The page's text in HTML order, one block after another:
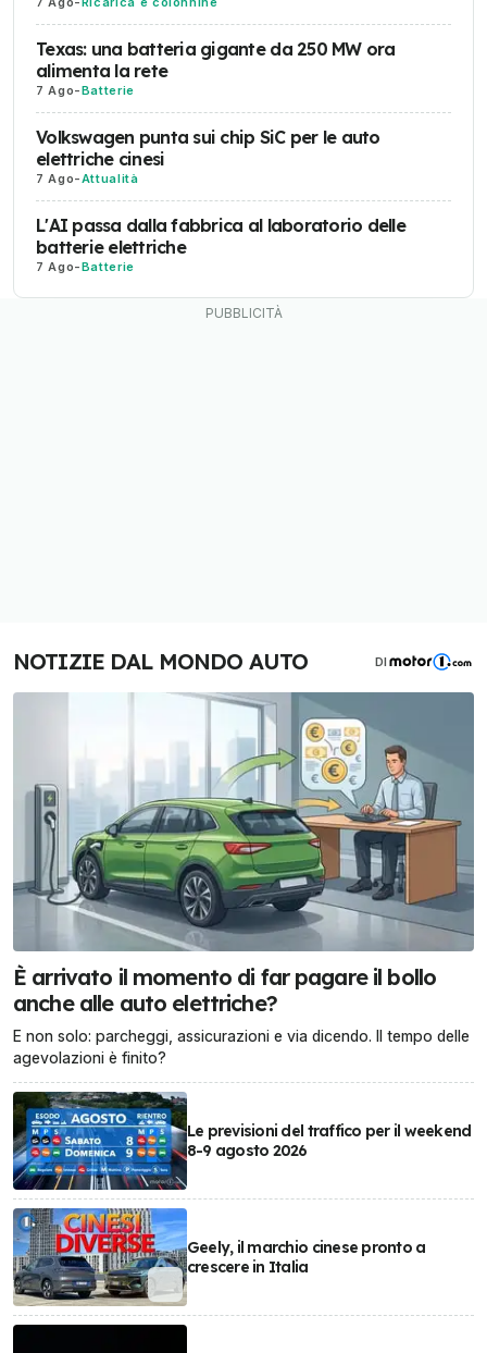
Texas: una batteria gigante da 250 MW ora
alimenta la rete
7 Ago-Batterie
Volkswagen punta sui chip SiC per le auto
elettriche cinesi
7 Ago-Attualità
L'AI passa dalla fabbrica al laboratorio delle
batterie elettriche
7 Ago-Batterie
NOTIZIE DAL MONDO AUTO DI
È arrivato il momento di far pagare il bollo
anche alle auto elettriche?
E non solo: parcheggi, assicurazioni e via dicendo. Il tempo delle
agevolazioni è finito?
Le previsioni del traffico per il weekend
8-9 agosto 2026
Geely, il marchio cinese pronto a
crescere in Italia